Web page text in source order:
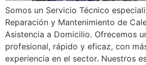
Somos un Servicio Técnico
Reparación y Mantenimiento de
Asistencia a Domicilio. Ofrecemos
profesional, rápido y eficaz, con
experiencia en el sector. Nuestros